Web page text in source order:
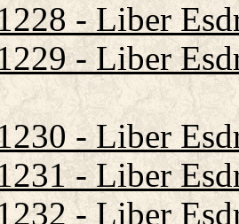
- Liber
- Liber
- Liber
- Liber
- Liber